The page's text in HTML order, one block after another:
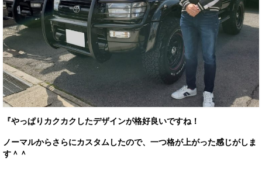
『やっぱりカクカクしたデザインが格好良いですね！
ノーマルからさらにカスタムしたので、一つ格が上がった感じがしま
す＾＾